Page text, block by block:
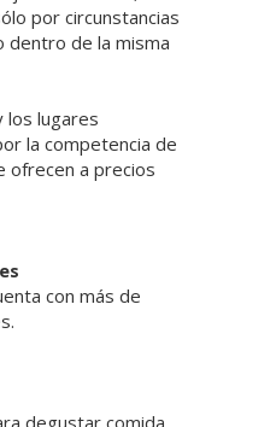
por circunstancias
dentro de la misma
los lugares
la competencia de
ofrecen a precios
con más de
degustar comida